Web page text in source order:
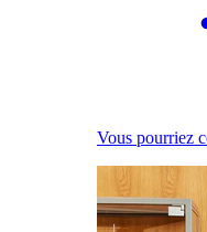
Vous pourriez